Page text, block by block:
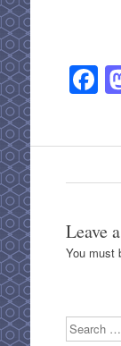
F
a
c
b
o
o
Leave
You must
Search